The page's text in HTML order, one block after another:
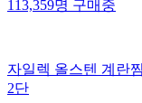
113,359명구매중
자일렉 올스텐 계란
2단